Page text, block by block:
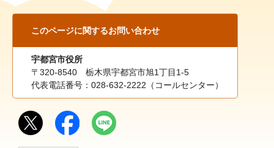
このページに関するお問い合わせ
宇都宮市役所
〒320-8540 栃木県宇都宮市旭1丁目1-5
代表電話番号：028-632-2222（コールセンター）